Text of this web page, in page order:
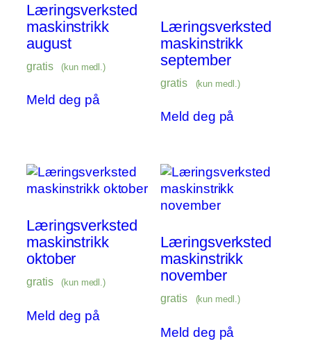
Læringsverksted
maskinstrikk
august
gratis(kun medl.)
Meld deg på
Læringsverksted
maskinstrikk
september
gratis(kun medl.)
Meld deg på
Læringsverksted
maskinstrikk
oktober
gratis(kun medl.)
Meld deg på
Læringsverksted
maskinstrikk
november
gratis(kun medl.)
Meld deg på